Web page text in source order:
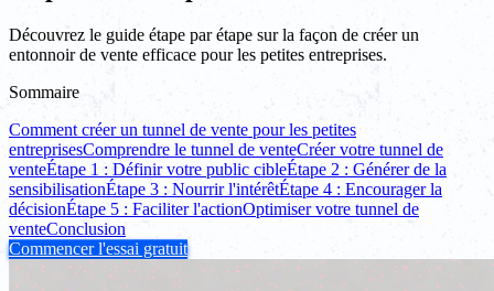
Découvrez le guide étape par étape sur la façon de créer un
entonnoir de vente efficace pour les petites entreprises.
Sommaire
Comment créer un tunnel de vente pour les petites
entreprisesComprendre le tunnel de venteCréer votre tunnel de
venteÉtape 1 : Définir votre public cibleÉtape 2 : Générer de la
sensibilisationÉtape 3 : Nourrir l'intérêtÉtape 4 : Encourager la
décisionÉtape 5 : Faciliter l'actionOptimiser votre tunnel de
venteConclusion
Commencer l'essai gratuit